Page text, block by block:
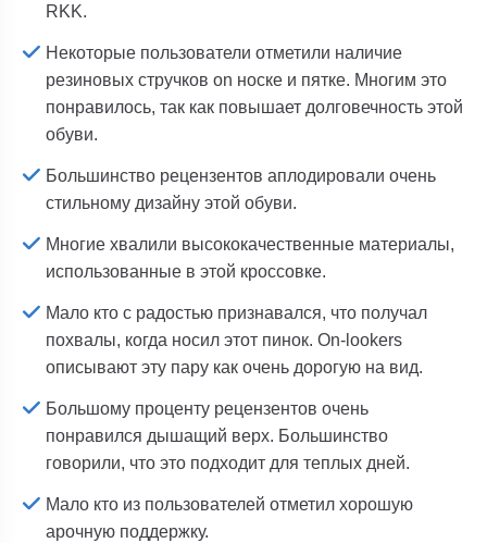
RKK.
Некоторые пользователи отметили наличие
резиновых стручков on носке и пятке. Многим это
понравилось, так как повышает долговечность этой
обуви.
Большинство рецензентов аплодировали очень
стильному дизайну этой обуви.
Многие хвалили высококачественные материалы,
использованные в этой кроссовке.
Мало кто с радостью признавался, что получал
похвалы, когда носил этот пинок. On-lookers
описывают эту пару как очень дорогую на вид.
Большому проценту рецензентов очень
понравился дышащий верх. Большинство
говорили, что это подходит для теплых дней.
Мало кто из пользователей отметил хорошую
арочную поддержку.